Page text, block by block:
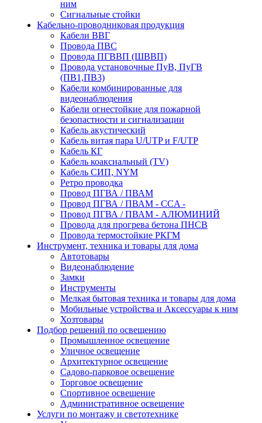
ним
Сигнальные стойки
Кабельно-проводниковая продукция
Кабели ВВГ
Провода ПВС
Провода ПГВВП (ШВВП)
Провода установочные ПуВ, ПуГВ
(ПВ1,ПВ3)
Кабели комбинированные для
видеонаблюдения
Кабели огнестойкие для пожарной
безопастности и сигнализации
Кабель акустический
Кабель витая пара U/UTP и F/UTP
Кабель КГ
Кабель коаксиальный (TV)
Кабель СИП, NYM
Ретро проводка
Провод ПГВА / ПВАМ
Провод ПГВА / ПВАМ - CCA -
Провод ПГВА / ПВАМ - АЛЮМИНИЙ
Провода для прогрева бетона ПНСВ
Провода термостойкие РКГМ
Инструмент, техника и товары для дома
Автотовары
Видеонаблюдение
Замки
Инструменты
Мелкая бытовая техника и товары для дома
Мобильные устройства и Аксессуары к ним
Хозтовары
Подбор решений по освещению
Промышленное освещение
Уличное освещение
Архитектурное освещение
Садово-парковое освещение
Торговое освещение
Спортивное освещение
Административное освещение
Услуги по монтажу и светотехнике